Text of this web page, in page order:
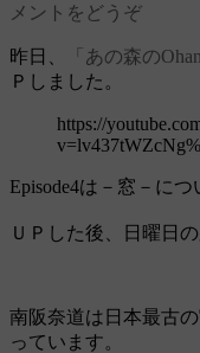
メントをどうぞ
昨日、 「あの森の
Ｐしました。
https://
Episode4は－窓－に
ＵＰした後、日曜日
南阪奈道は日本最古
っています。